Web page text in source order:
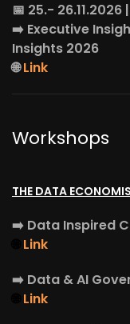
📅 25.- 26.11.2026
➡️ Executive
Insights 2026
🌐Link
Workshops
THE DATA
➡️ Data Inspired
Link
➡️ Data & AI
Link